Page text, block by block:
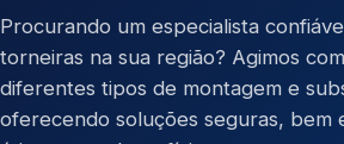
Procurando um especialista
torneiras na sua região? Agimos
diferentes tipos de montagem e
oferecendo soluções seguras, bem